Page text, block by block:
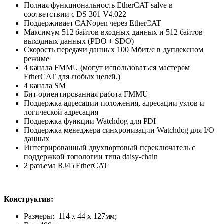
Полная функциональность EtherCAT salve в
соответствии с DS 301 V4.022
Поддерживает CANopen через EtherCAT
Максимум 512 байтов входных данных и 512 байтов
выходных данных (PDO + SDO)
Скорость передачи данных 100 Мбит/с в дуплексном
режиме
4 канала FMMU (могут использоваться мастером
EtherCAT для любых целей.)
4 канала SM
Бит-ориентированная работа FMMU
Поддержка адресации положения, адресации узлов и
логической адресация
Поддержка функции Watchdog для PDI
Поддержка менеджера синхронизации Watchdog для I/O
данных
Интегрированный двухпортовый переключатель с
поддержкой топологии типа daisy-chain
2 разъема RJ45 EtherCAT
Конструктив:
Размеры: 114 x 44 x 127мм;